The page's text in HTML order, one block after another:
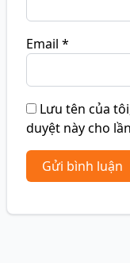
Email *
Lưu tên của
duyệt này cho